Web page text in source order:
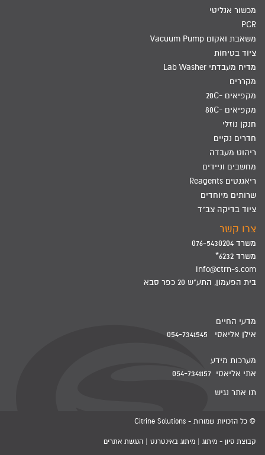
מכשור אנליטי
PCR
משאבת ואקום Vacuum Pump
ציוד בטיחות
מדיח מעבדתי Lab Washer
מקררים
מקפיאים -20C
מקפיאים -80C
חנקן נוזלי
חדרים נקיים
ריהוט מעבדה
מחשבים וניידים
ריאגנטים Reagents
שרותים מיוחדים
ציוד בדיקה צב"ד
צרו קשר
משרד 076-5430204
משרד 6232*
info@ctrn-s.com
בית הפעמון, התע"ש 20 כפר סבא
מדעי החיים
אילן אליאסי 054-7341545
מערכות מידע
אתי אליאסי 054-7341157
תו אתר נגיש
© כל הזכויות שמורות - Citrine Solutions
קבוצת סיון - מיתוג | מיתוג באינטרנט | הנגשת אתרים